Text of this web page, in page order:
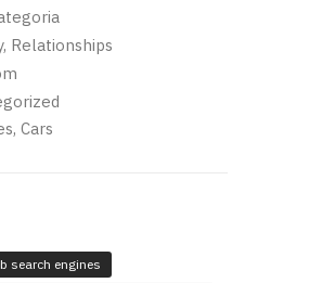
Relationships
Cars
search engines